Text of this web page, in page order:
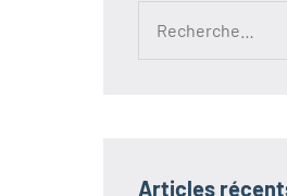
Articles